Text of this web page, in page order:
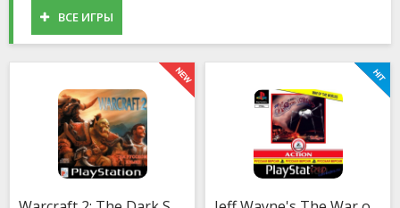
ВСЕ ИГРЫ